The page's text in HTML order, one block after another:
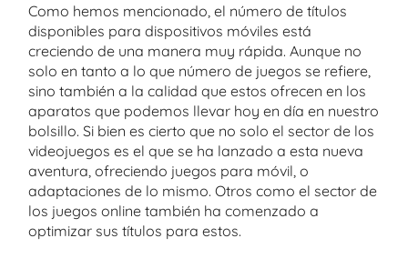
Como hemos mencionado, el número de títulos
disponibles para dispositivos móviles está
creciendo de una manera muy rápida. Aunque no
solo en tanto a lo que número de juegos se refiere,
sino también a la calidad que estos ofrecen en los
aparatos que podemos llevar hoy en día en nuestro
bolsillo. Si bien es cierto que no solo el sector de los
videojuegos es el que se ha lanzado a esta nueva
aventura, ofreciendo juegos para móvil, o
adaptaciones de lo mismo. Otros como el sector de
los juegos online también ha comenzado a
optimizar sus títulos para estos.